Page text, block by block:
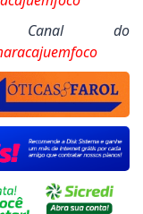
Canal do